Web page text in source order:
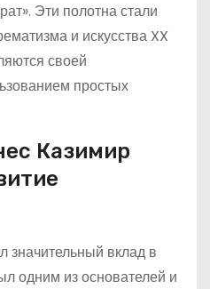
Эти полотна стали
и искусства XX
своей
простых
Казимир
значительный вклад в
одним из основателей и